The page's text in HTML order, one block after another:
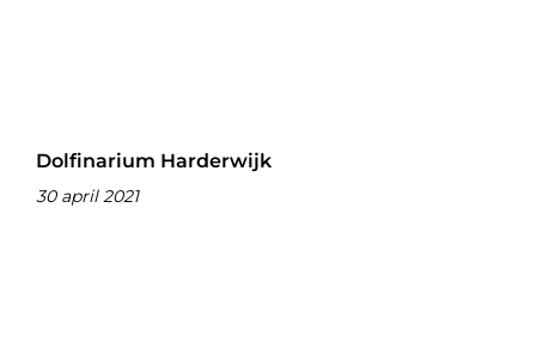
Dolfinarium Harderwijk
30 april 2021